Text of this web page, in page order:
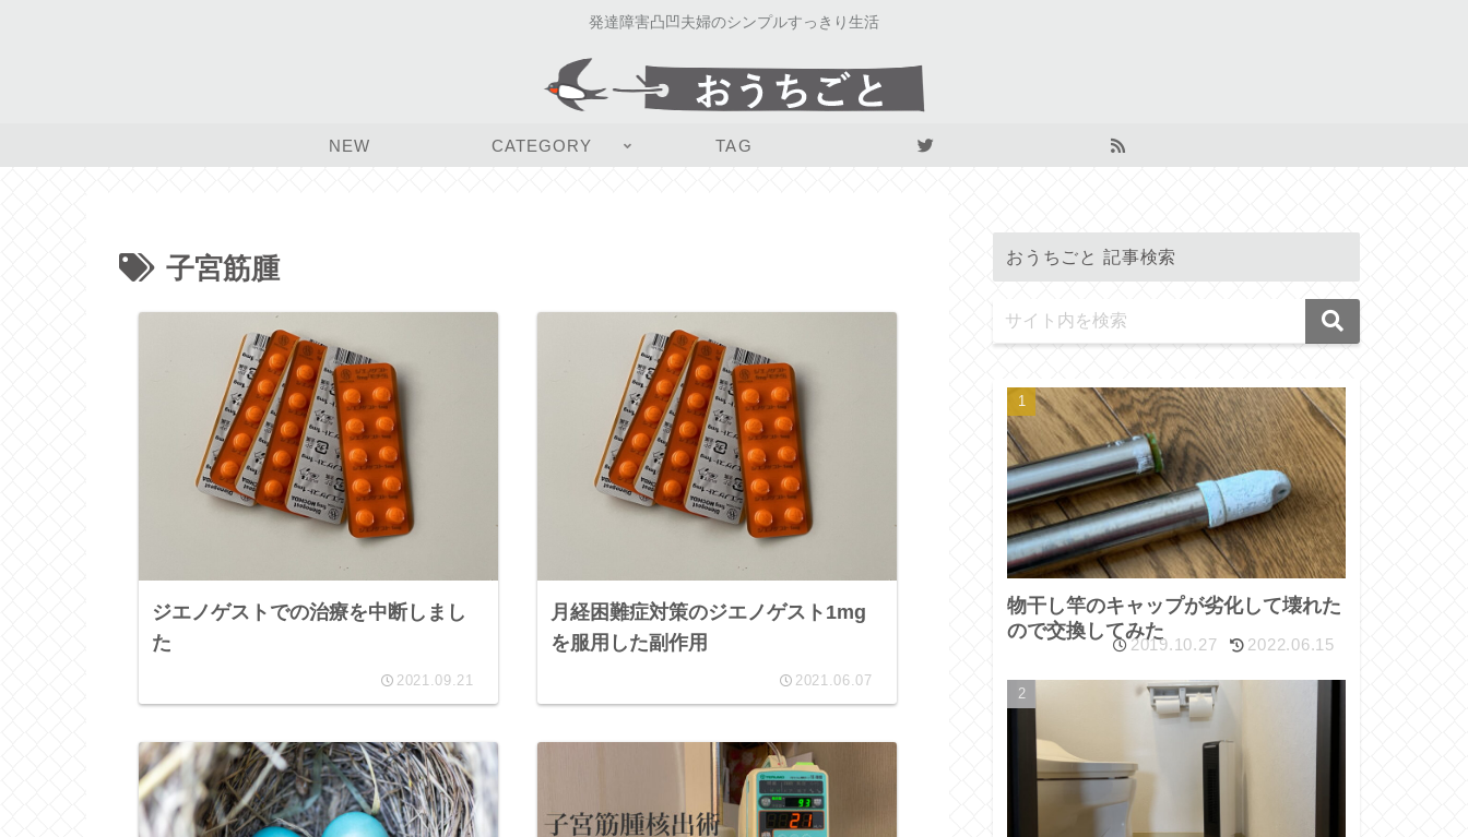
発達障害凸凹夫婦のシンプルすっきり生活
NEW CATEGORY TAG
子宮筋腫
ジエノゲストでの治療を中断しまし
た
2021.09.21
月経困難症対策のジエノゲスト1mg
を服用した副作用
2021.06.07
おうちごと 記事検索
物干し竿のキャップが劣化して壊れた
ので交換してみた
2019.10.27 2022.06.15